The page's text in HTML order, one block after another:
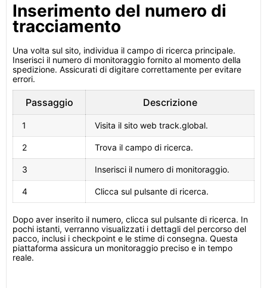
Inserimento del numero di
tracciamento
Una volta sul sito, individua il campo di ricerca principale.
Inserisci il numero di monitoraggio fornito al momento della
spedizione. Assicurati di digitare correttamente per evitare
errori.
Passaggio Descrizione
1 Visita il sito web track.global.
2 Trova il campo di ricerca.
3 Inserisci il numero di monitoraggio.
4 Clicca sul pulsante di ricerca.
Dopo aver inserito il numero, clicca sul pulsante di ricerca. In
pochi istanti, verranno visualizzati i dettagli del percorso del
pacco, inclusi i checkpoint e le stime di consegna. Questa
piattaforma assicura un monitoraggio preciso e in tempo
reale.